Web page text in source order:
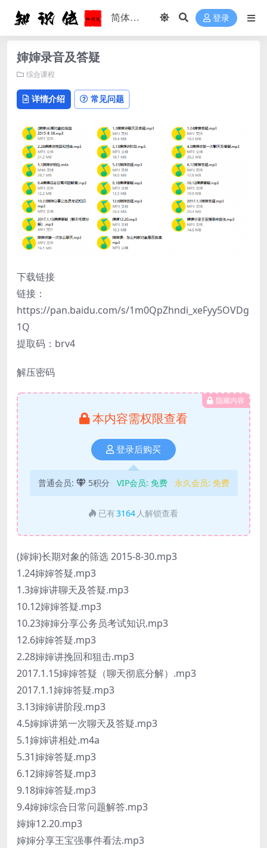
登录
婶婶录音及答疑
综合课程
详情介绍 常见问题
下载链接
链接：
https://pan.baidu.com/s/1m0QpZhndi_xeFyy5OVDg
1Q
提取码：brv4
解压密码
隐藏内容
本内容需权限查看
登录后购买
普通会员: 5积分 VIP会员: 免费 永久会员: 免费
已有3164 人解锁查看
(婶婶)长期对象的筛选 2015-8-30.mp3
1.24婶婶答疑.mp3
1.3婶婶讲聊天及答疑.mp3
10.12婶婶答疑.mp3
10.23婶婶分享公务员考试知识.mp3
12.6婶婶答疑.mp3
2.28婶婶讲挽回和狙击.mp3
2017.1.15婶婶答疑（聊天彻底分解）.mp3
2017.1.1婶婶答疑.mp3
3.13婶婶讲阶段.mp3
4.5婶婶讲第一次聊天及答疑.mp3
5.1婶婶讲相处.m4a
5.31婶婶答疑.mp3
6.12婶婶答疑.mp3
9.18婶婶答疑.mp3
9.4婶婶综合日常问题解答.mp3
婶婶12.20.mp3
婶婶分享王宝强事件看法.mp3